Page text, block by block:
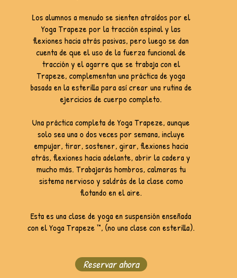
Los alumnos a menudo se sienten atraídos por el
Yoga Trapeze por la tracción espinal y las
flexiones hacia atrás pasivas, pero luego se dan
cuenta de que el uso de la fuerza funcional de
tracción y el agarre que se trabaja con el
Trapeze, complementan una práctica de yoga
basada en la esterilla para así crear una rutina de
ejercicios de cuerpo completo.
Una práctica completa de Yoga Trapeze, aunque
solo sea una o dos veces por semana, incluye
empujar, tirar, sostener, girar, flexiones hacia
atrás, flexiones hacia adelante, abrir la cadera y
mucho más. Trabajarás hombros, calmaras tu
sistema nervioso y saldrás de la clase como
flotando en el aire.
Esta es una clase de yoga en suspensión enseñada
con el Yoga Trapeze ™, (no una clase con esterilla).
Reservar ahora